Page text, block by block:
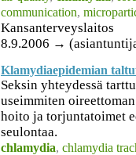
communication,
Kansanterveyslaitos
8.9.2006 →
Klamydiaepidemian
Seksin yhteydessä
useimmiten
hoito ja torjuntatoimet
seulontaa.
chlamydia, chlamydia